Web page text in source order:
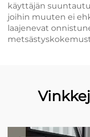
käyttäjän
joihin muuten ei
laajenevat